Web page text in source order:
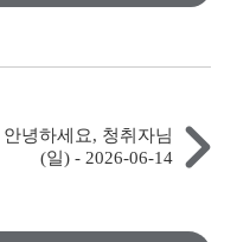
안녕하세요, 청취자님
(일) - 2026-06-14